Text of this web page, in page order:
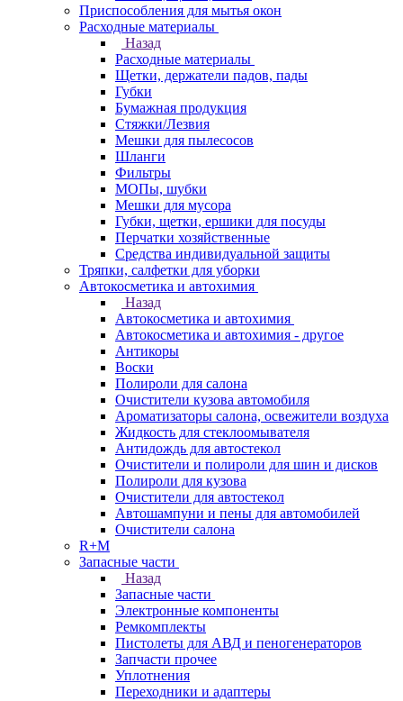
Приспособления для мытья окон
Расходные материалы
Назад
Расходные материалы
Щетки, держатели падов, пады
Губки
Бумажная продукция
Стяжки/Лезвия
Мешки для пылесосов
Шланги
Фильтры
МОПы, шубки
Мешки для мусора
Губки, щетки, ершики для посуды
Перчатки хозяйственные
Средства индивидуальной защиты
Тряпки, салфетки для уборки
Автокосметика и автохимия
Назад
Автокосметика и автохимия
Автокосметика и автохимия - другое
Антикоры
Воски
Полироли для салона
Очистители кузова автомобиля
Ароматизаторы салона, освежители воздуха
Жидкость для стеклоомывателя
Антидождь для автостекол
Очистители и полироли для шин и дисков
Полироли для кузова
Очистители для автостекол
Автошампуни и пены для автомобилей
Очистители салона
R+M
Запасные части
Назад
Запасные части
Электронные компоненты
Ремкомплекты
Пистолеты для АВД и пеногенераторов
Запчасти прочее
Уплотнения
Переходники и адаптеры